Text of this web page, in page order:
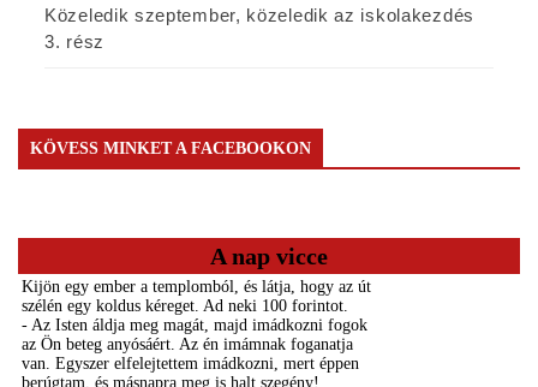
Közeledik szeptember, közeledik az iskolakezdés
3. rész
KÖVESS MINKET A FACEBOOKON
A nap vicce